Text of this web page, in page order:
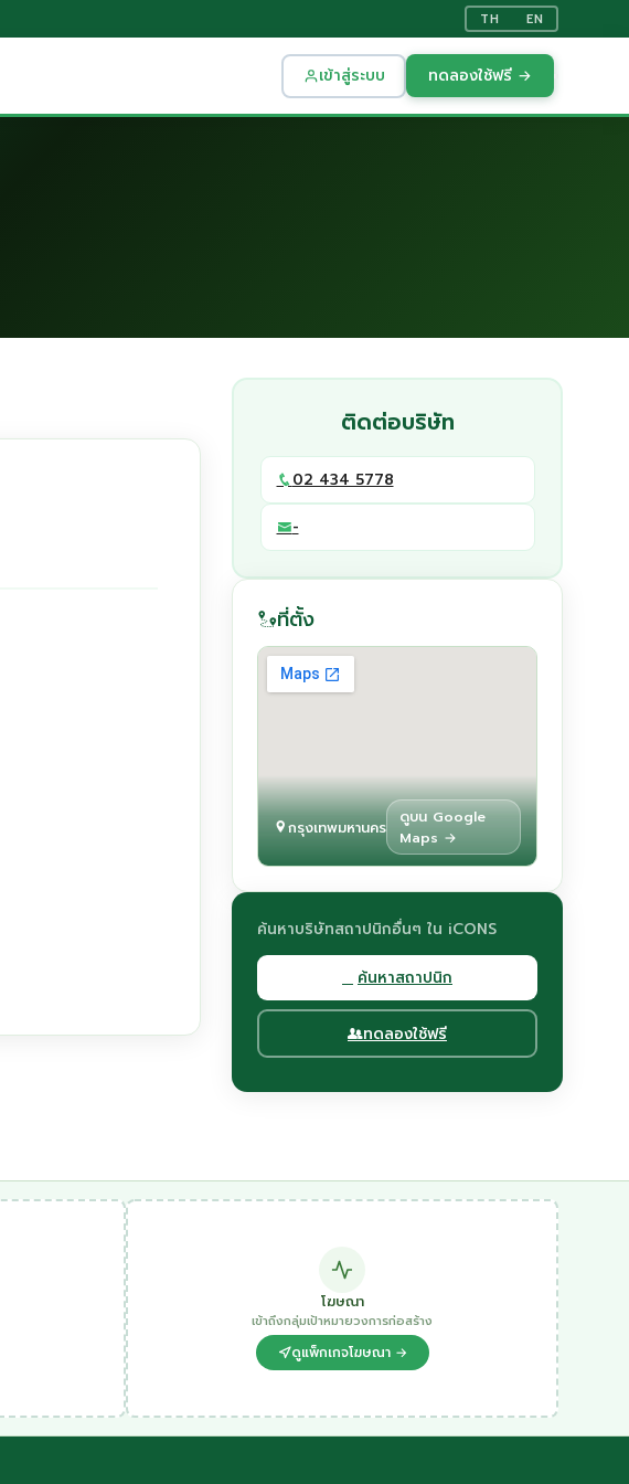
TH EN
เข้าสู่ระบบ ทดลองใช้ฟรี →
ติดต่อบริษัท
02 434 5778
-
ที่ตั้ง
กรุงเทพมหานคร
ดูบน Google
Maps →
ค้นหาบริษัทสถาปนิกอื่นๆ ใน iCONS
ค้นหาสถาปนิก
ทดลองใช้ฟรี
โฆษณา
เข้าถึงกลุ่มเป้าหมายวงการก่อสร้าง
ดูแพ็กเกจโฆษณา →